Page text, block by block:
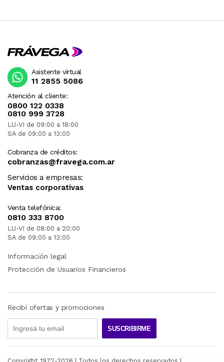
Atención al cliente:
0800 122 0338
0810 999 3728
LU-VI de 09:00 a 18:00
SA de 09:00 a 13:00
Cobranza de créditos:
cobranzas@fravega.com.ar
Servicios a empresas:
Ventas corporativas
Venta telefónica:
0810 333 8700
LU-VI de 08:00 a 20:00
SA de 09:00 a 13:00
Asistente virtual
11 2855 5086
Información legal
Protección de Usuarios Financieros
Recibí ofertas y promociones
SUSCRIBIRME